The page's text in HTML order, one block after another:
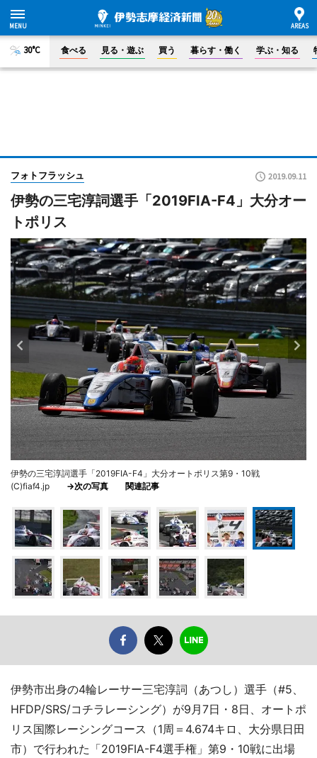
30°C 食べる 見る・遊ぶ 買う 暮らす・働く 学ぶ・知る
フォトフラッシュ 2019.09.11
伊勢の三宅淳詞選手「2019FIA-F4」大分オー
トポリス
伊勢の三宅淳詞選手「2019FIA-F4」大分オートポリス第9・10戦
(C)fiaf4.jp →次の写真 関連記事
伊勢市出身の4輪レーサー三宅淳詞（あつし）選手（#5、
HFDP/SRS/コチラレーシング）が9月7日・8日、オートポ
リス国際レーシングコース（1周＝4.674キロ、大分県日田
市）で行われた「2019FIA-F4選手権」第9・10戦に出場